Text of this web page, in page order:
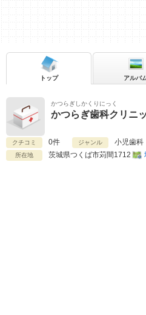
かつらぎしかくりにっく
かつらぎ歯科クリニ
クチコミ 0件 ジャンル 小児歯科
所在地 茨城県つくば市苅間1712
トップ アルバ